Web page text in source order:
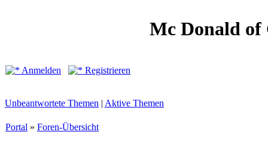
Mc Donald of
Anmelden Registrieren
Unbeantwortete Themen | Aktive Themen
Portal » Foren-Übersicht